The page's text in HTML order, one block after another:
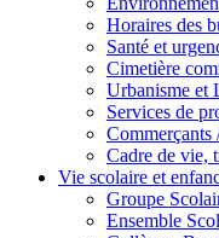
Horaires des
Santé et
Cimetière
Urbanisme et
Services de
Commerçants
Cadre de vie,
Vie scolaire et
Groupe
Ensemble